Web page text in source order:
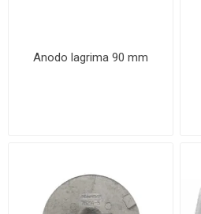
Anodo lagrima 90 mm